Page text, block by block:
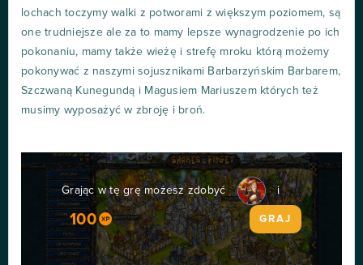
lochach toczymy walki z potworami z większym poziomem, są
one trudniejsze ale za to mamy lepsze wynagrodzenie po ich
pokonaniu, mamy także wieżę i strefę mroku którą możemy
pokonywać z naszymi sojusznikami Barbarzyńskim Barbarem,
Szczwaną Kunegundą i Magusiem Mariuszem których też
musimy wyposażyć w zbroję i broń.
Grając w tę grę możesz zdobyć i
100 GRAJ